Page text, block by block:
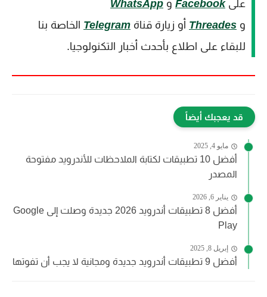
علىFacebook و WhatsApp
و Threades أو زيارة قناة Telegram الخاصة بنا
للبقاء على اطلاع بأحدث أخبار التكنولوجيا.
قد يعجبك أيضاً
مايو 4, 2025
أفضل 10 تطبيقات لكتابة الملاحظات للأندرويد مفتوحة
المصدر
يناير 6, 2026
أفضل 8 تطبيقات أندرويد 2026 جديدة وصلت إلى Google
Play
إبريل 8, 2025
أفضل 9 تطبيقات أندرويد جديدة ومجانية لا يجب أن تفوتها